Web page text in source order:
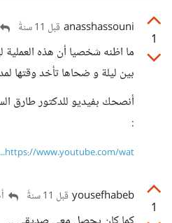
1
anasshassouni قبل 11 سنةً
ما اظنه شخصيا أن هذه
بين ليلة و ضحاها تأخد وقتها
أنصحك بفيديو للدكتور طارق
:
https://www.youtube.com/wat...
1
yousefhabeb قبل 11 سنةً